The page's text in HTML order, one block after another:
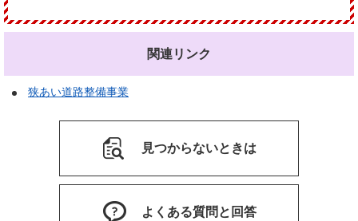
関連リンク
狭あい道路整備事業
見つからないときは
よくある質問と回答